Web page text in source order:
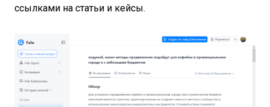
ссылками на статьи и кейсы.